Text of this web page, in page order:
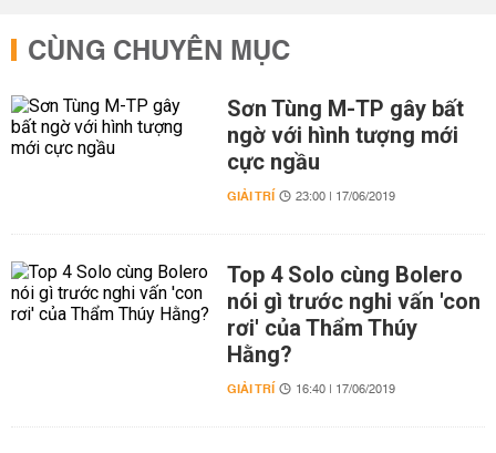
CÙNG CHUYÊN MỤC
Sơn Tùng M-TP gây bất
ngờ với hình tượng mới
cực ngầu
GIẢI TRÍ 23:00 | 17/06/2019
Top 4 Solo cùng Bolero
nói gì trước nghi vấn 'con
rơi' của Thẩm Thúy
Hằng?
GIẢI TRÍ 16:40 | 17/06/2019